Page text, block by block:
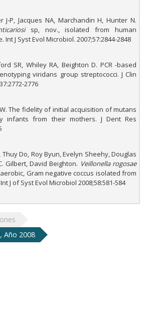
J-P, Jacques NA, Marchandin H, Hunter N.
sp, nov., isolated from human
Int J Syst Evol Microbiol. 2007;57:2844-2848
SR, Whiley RA, Beighton D. PCR -based
viridans group streptococci. J Clin
2776
The fidelity of initial acquisition of mutans
infants from their mothers. J Dent Res
Do, Roy Byun, Evelyn Sheehy, Douglas
Gilbert, David Beighton. Veillonella rogosae
Gram negative coccus isolated from
J of Syst Evol Microbiol 2008;58:581-584
Año 2008